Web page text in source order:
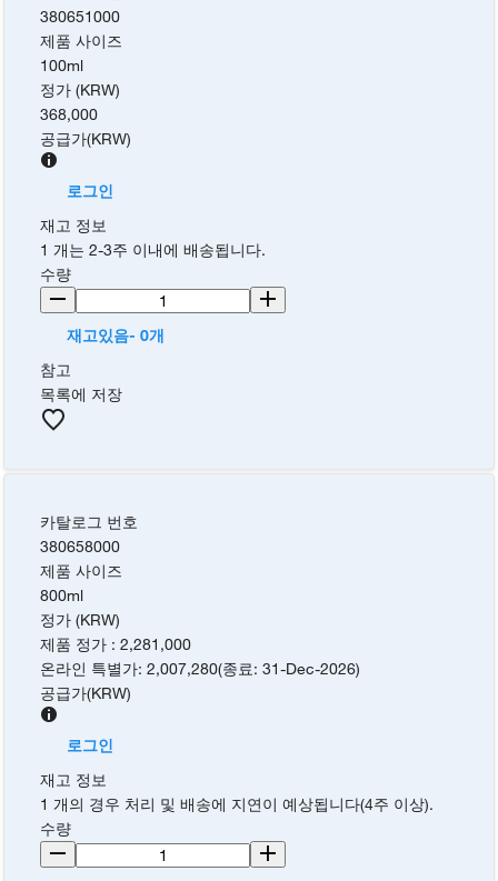
380651000
제품 사이즈
100ml
정가 (KRW)
368,000
공급가(KRW)
로그인
재고 정보
1 개는 2-3주 이내에 배송됩니다.
수량
재고있음- 0개
참고
목록에 저장
카탈로그 번호
380658000
제품 사이즈
800ml
정가 (KRW)
제품 정가 :2,281,000
온라인 특별가:2,007,280(종료:31-Dec-2026)
공급가(KRW)
로그인
재고 정보
1 개의 경우 처리 및 배송에 지연이 예상됩니다(4주 이상).
수량